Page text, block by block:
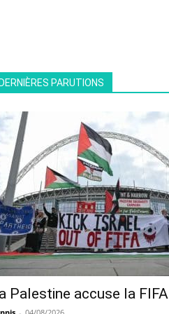
PARUTIONS
Palestine accuse la FIFA